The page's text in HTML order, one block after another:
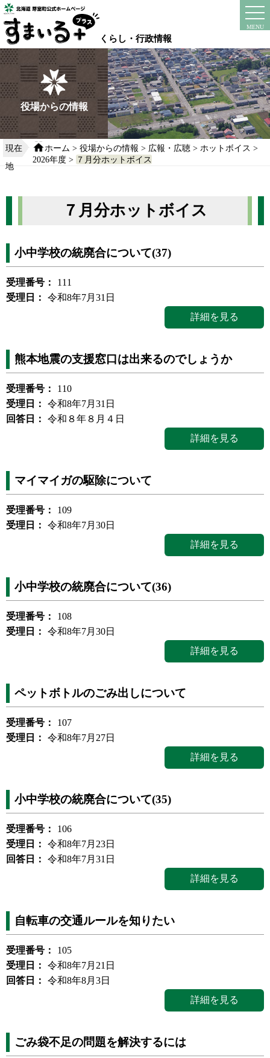
本
文
へ
移
動
る
くらし・行政情報
MENU
instagram
役場からの情報
現在
地
ホーム > 役場からの情報 > 広報・広聴> ホットボイス >
2026年度> ７月分ホットボイス
７月分ホットボイス
小中学校の統廃合について(37)
受理番号：
111
受理日：
令和8年7月31日
詳細を見る
熊本地震の支援窓口は出来るのでしょうか
受理番号：
110
受理日：
令和8年7月31日
回答日：
令和８年８月４日
詳細を見る
マイマイガの駆除について
受理番号：
109
受理日：
令和8年7月30日
詳細を見る
小中学校の統廃合について(36)
受理番号：
108
受理日：
令和8年7月30日
詳細を見る
ペットボトルのごみ出しについて
受理番号：
107
受理日：
令和8年7月27日
詳細を見る
小中学校の統廃合について(35)
受理番号：
106
受理日：
令和8年7月23日
回答日：
令和8年7月31日
詳細を見る
自転車の交通ルールを知りたい
受理番号：
105
受理日：
令和8年7月21日
回答日：
令和8年8月3日
詳細を見る
ごみ袋不足の問題を解決するには